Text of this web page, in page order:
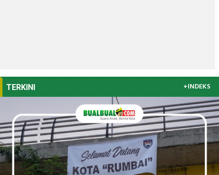
TERKINI +INDEKS